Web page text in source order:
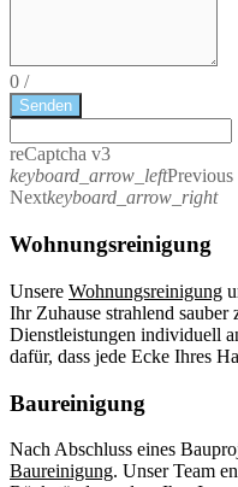
0 /
Senden
reCaptcha v3
keyboard_arrow_leftPrevious
Nextkeyboard_arrow_right
Wohnungsreinigung
Unsere Wohnungsreinigung
Ihr Zuhause strahlend sauber
Dienstleistungen individuell
dafür, dass jede Ecke Ihres
Baureinigung
Nach Abschluss eines
Baureinigung. Unser Team